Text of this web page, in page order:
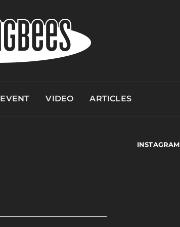
EVENT VIDEO ARTICLES
INSTAGRAM